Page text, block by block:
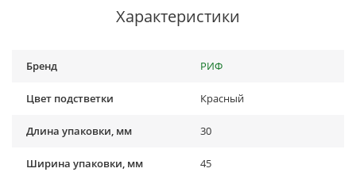
Характеристики
Бренд РИФ
Цвет подстветки Красный
Длина упаковки, мм 30
Ширина упаковки, мм 45